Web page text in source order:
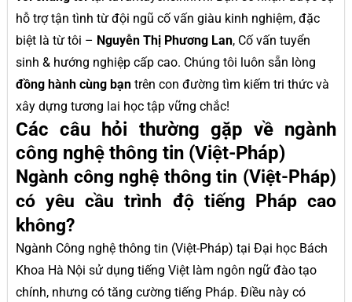
hỗ trợ tận tình từ đội ngũ cố vấn giàu kinh nghiệm, đặc
biệt là từ tôi – Nguyễn Thị Phương Lan, Cố vấn tuyển
sinh & hướng nghiệp cấp cao. Chúng tôi luôn sẵn lòng
đồng hành cùng bạn trên con đường tìm kiếm tri thức và
xây dựng tương lai học tập vững chắc!
Các câu hỏi thường gặp về ngành
công nghệ thông tin (Việt-Pháp)
Ngành công nghệ thông tin (Việt-Pháp)
có yêu cầu trình độ tiếng Pháp cao
không?
Ngành Công nghệ thông tin (Việt-Pháp) tại Đại học Bách
Khoa Hà Nội sử dụng tiếng Việt làm ngôn ngữ đào tạo
chính, nhưng có tăng cường tiếng Pháp. Điều này có